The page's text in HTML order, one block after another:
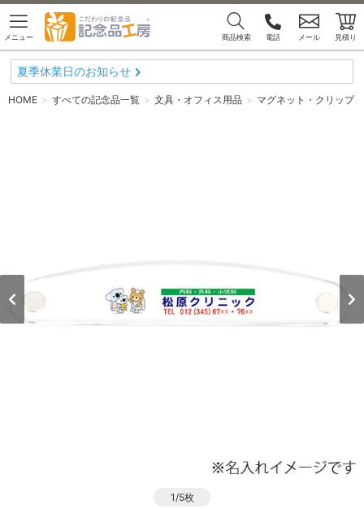
メニュー 商品検索 電話 メール 見積り
夏季休業日のお知らせ
HOME すべての記念品一覧 文具・オフィス用品 マグネット・クリップ
1/5枚